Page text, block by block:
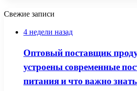
Свежие записи
4 недели назад
Оптовый поставщик
устроены современные
питания и что важно знать